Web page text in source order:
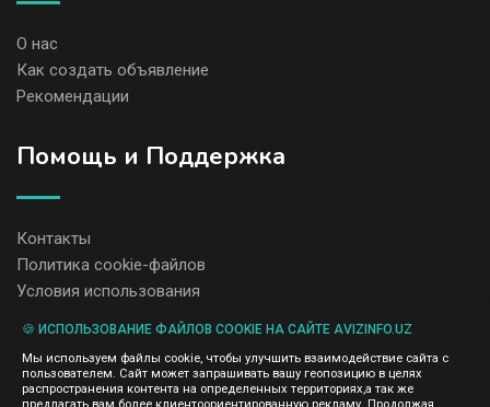
О нас
Как создать объявление
Рекомендации
Помощь и Поддержка
Контакты
Политика cookie-файлов
Условия использования
содержание размещенных объявлений.
Мы ценим конфиденциальность наших пользователей. Мы не
передаем и не продаем личную информацию зарегистрированных
🍪 ИСПОЛЬЗОВАНИЕ ФАЙЛОВ COOKIE НА САЙТЕ AVIZINFO.UZ
Мы используем файлы cookie, чтобы улучшить взаимодействие сайта с
пользователем. Сайт может запрашивать вашу геопозицию в целях
распространения контента на определенных территориях,а так же